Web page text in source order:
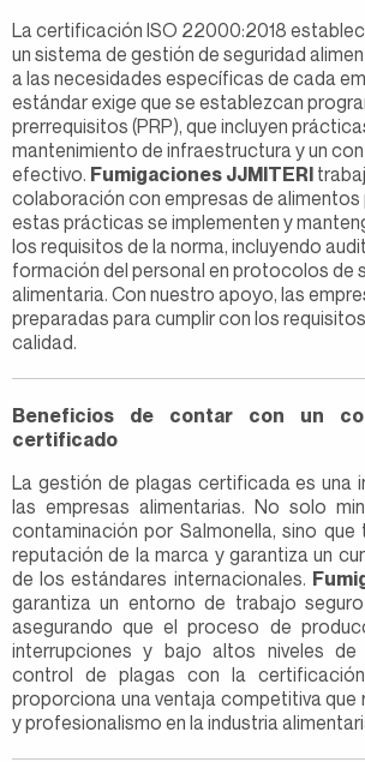
La certificación ISO 22000:2018
un sistema de gestión de seguridad
a las necesidades específicas de cada
estándar exige que se establezcan
prerrequisitos (PRP), que incluyen
mantenimiento de infraestructura y un
efectivo. Fumigaciones JJMITERI
colaboración con empresas de alimentos
estas prácticas se implementen y
los requisitos de la norma, incluyendo
formación del personal en protocolos de
alimentaria. Con nuestro apoyo, las
preparadas para cumplir con los
calidad.
Beneficios de contar con un
certificado
La gestión de plagas certificada es una
las empresas alimentarias. No solo
contaminación por Salmonella, sino
reputación de la marca y garantiza un
de los estándares internacionales.
garantiza un entorno de trabajo
asegurando que el proceso de
interrupciones y bajo altos niveles de
control de plagas con la
proporciona una ventaja competitiva
y profesionalismo en la industria